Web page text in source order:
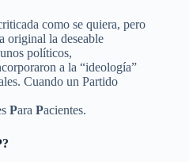
como se quiera, pero
original la deseable
políticos,
a la “ideología”
Cuando un Partido
Para Pacientes.